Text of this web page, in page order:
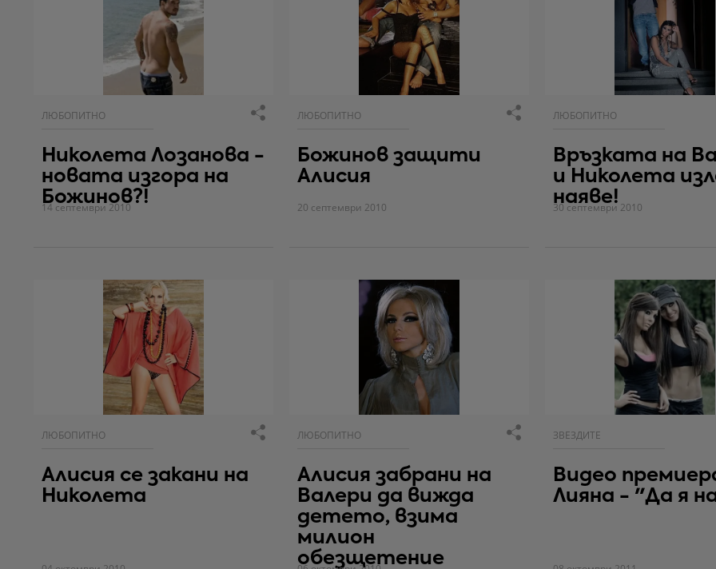
ЛЮБОПИТНО
Николета Лозанова -
новата изгора на
Божинов?!
14 септември 2010
ЛЮБОПИТНО
Божинов защити
Алисия
20 септември 2010
ЛЮБОПИТНО
Връзката на
и Николета
наяве!
30 септември 2010
ЛЮБОПИТНО
Алисия се закани на
Николета
ЛЮБОПИТНО
Алисия забрани на
Валери да вижда
детето, взима
милион
обезщетение
ЗВЕЗДИТЕ
Видео
Лияна - "Да я